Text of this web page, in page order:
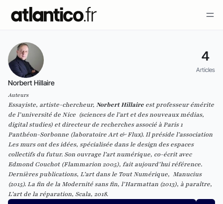
4
Articles
Norbert Hillaire
Auteurs
Essayiste, artiste-chercheur, Norbert Hillaire est professeur émérite
de l’université de Nice (sciences de l’art et des nouveaux médias,
digital studies) et directeur de recherches associé à Paris 1
Panthéon-Sorbonne (laboratoireArt & Flux). Il préside l’association
Les murs ont des idées, spécialisée dans le design des espaces
collectifs du futur. Son ouvragel’art numérique, co-écrit avec
Edmond Couchot (Flammarion 2005), fait aujourd’hui référence.
Dernières publications, L’art dans le Tout Numérique, Manucius
(2015).La fin de la Modernité sans fin, l’Harmattan (2013), à paraître,
L’art de la réparation, Scala, 2018.